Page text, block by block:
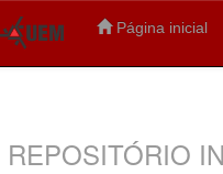
Página inicial
REPOSITÓRIO